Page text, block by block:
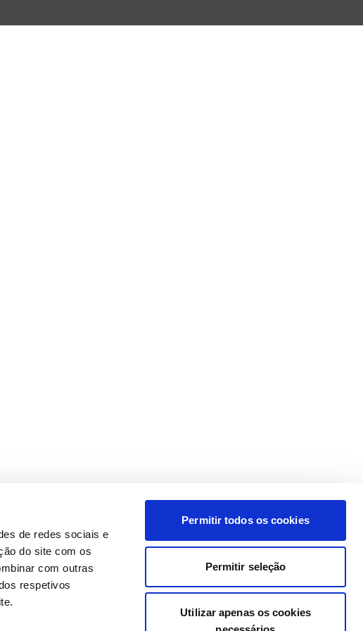
de redes sociais e
do site com os
com outras
respetivos
Permitir todos os cookies
Permitir seleção
Utilizar apenas os cookies